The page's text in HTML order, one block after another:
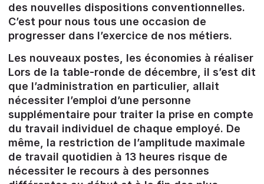
des nouvelles dispositions conventionnelles.
C’est pour nous tous une occasion de
progresser dans l’exercice de nos métiers.
Les nouveaux postes, les économies à réaliser
Lors de la table-ronde de décembre, il s’est dit
que l’administration en particulier, allait
nécessiter l’emploi d’une personne
supplémentaire pour traiter la prise en compte
du travail individuel de chaque employé. De
même, la restriction de l’amplitude maximale
de travail quotidien à 13 heures risque de
nécessiter le recours à des personnes